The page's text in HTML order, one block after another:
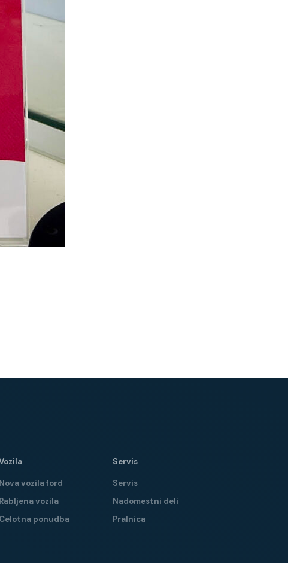
Nova vozila ford
Rabljena vozila
Celotna ponudba
Servis
Servis
Nadomestni deli
Pralnica